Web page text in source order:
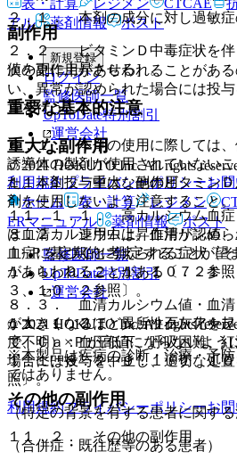
２．１． 本剤の成分に対し過敏症
２．２． ビタミンＤ中毒症状を
値を更に上昇させる］。
重要な基本的注意
８．１． 本剤の使用に際しては
誘導体の製剤が使用されていない
た、本剤投与中は、他のビタミン
剤を使用しないよう注意すること。
８．２． 連用中は、血清リン値、
ｌ−Ｐを定期的に測定することが望
１．１、９．２．１、１０．２参照
８．３． 血清カルシウム値・血清
が大きくなるほど異所性石灰化を
で、Ｃａ×Ｐが高値にならないよう
１．１、８．２、９．１．１、１
照〕。
（特定の背景を有する患者に関す
（合併症・既往歴等のある患者）
副作用
次の副作用があらわれることがあ
い、異常が認められた場合には投
置を行うこと。
重大な副作用
１１．１． 重大な副作用
１１．１．１． 高カルシウム血症
は血清カルシウム上昇作用が認め
血症に基づくと考えられる症状（
があらわれることがある〔７．１
３、１０．２参照〕。
１１．１．２． ショック、アナ
度不明）：血圧低下、呼吸困難、
場合には投与を中止し、適切な処
その他の副作用
１１．２． その他の副作用
アル
薬剤情報 ポスト
新規登録
ログイン
監修医師一覧
UpToDate特別割引
運営会社
© 2021 HOKUTO Inc. All rights
利用規約プライバシーポリシーお
ホーム
表・計算 レジメン
ERマニュアル
薬剤情報 ポスト
監修医師一覧
UpToDate特別割引
運営会社
© 2021 HOKUTO Inc. All rights
※本製品は疾病の診断・治療・予
ではありません。
利用規約プライバシーポリシーお